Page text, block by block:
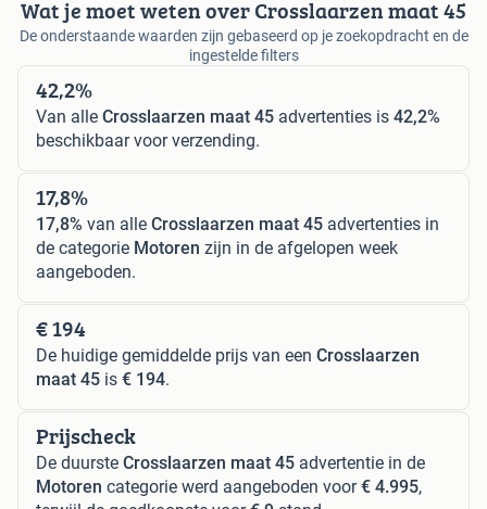
Wat je moet weten over Crosslaarzen maat 45
De onderstaande waarden zijn gebaseerd op je zoekopdracht en de
ingestelde filters
42,2%
Van alle Crosslaarzen maat 45 advertenties is 42,2%
beschikbaar voor verzending.
17,8%
17,8% van alle Crosslaarzen maat 45 advertenties in
de categorie Motoren zijn in de afgelopen week
aangeboden.
€ 194
De huidige gemiddelde prijs van een Crosslaarzen
maat 45 is € 194.
Prijscheck
De duurste Crosslaarzen maat 45 advertentie in de
Motoren categorie werd aangeboden voor€ 4.995,